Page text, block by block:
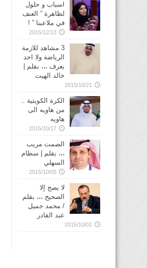
اسباب و حلول
لظاهرة ” العنف
في ملاعبنا ” !
2015/12/13
3 مشاهد للازمة
الرياضة ولا احد
يعرف ،،، بقلم |
خالد الهيت
2015/10/21
الكرة الكويتية ..
من هاويه الى
هاويه
2015/10/17
الصمت مريب
،،، بقلم | سطام
السهلي
2015/10/05
لا يصح إلا
الصحيح ،،، بقلم
/ محمد جميل
عبد القادر
2015/10/01